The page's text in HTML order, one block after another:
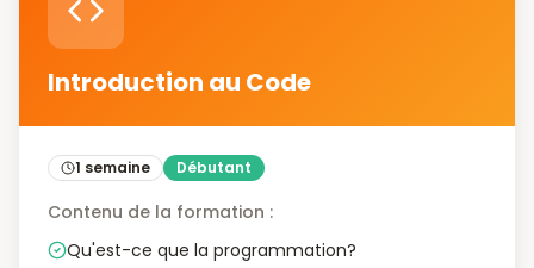
Introduction au Code
1 semaine Débutant
Contenu de la formation :
Qu'est-ce que la programmation?